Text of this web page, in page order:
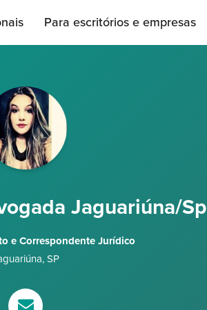
Para escritórios e empresas
Jaguariúna/Sp
e Correspondente Jurídico
, SP